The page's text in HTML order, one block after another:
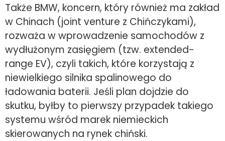
Także BMW, koncern, który również ma zakład
w Chinach (joint venture z Chińczykami),
rozważa w wprowadzenie samochodów z
wydłużonym zasięgiem (tzw. extended-
range EV), czyli takich, które korzystają z
niewielkiego silnika spalinowego do
ładowania baterii. Jeśli plan dojdzie do
skutku, byłby to pierwszy przypadek takiego
systemu wśród marek niemieckich
skierowanych na rynek chiński.